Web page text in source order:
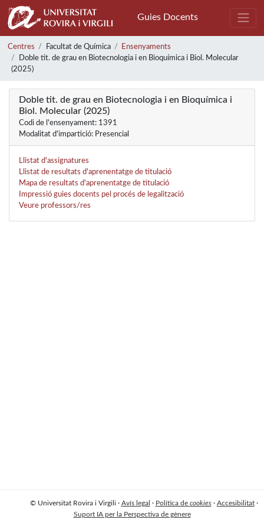
Guies Docents
Centres Facultat de Química
Ensenyaments
Doble tit. de grau en Biotecnologia i en Bioquímica i Biol. Molecular
(2025)
Doble tit. de grau en Biotecnologia i en Bioquímica i
Biol. Molecular (2025)
Codi de l'ensenyament: 1391
Modalitat d'impartició: Presencial
Llistat d'assignatures
Llistat de resultats d'aprenentatge de titulació
Mapa de resultats d'aprenentatge de titulació
Impressió guies docents pel procés de legalització
Veure professors/res
© Universitat Rovira i Virgili · Avís legal · Política de cookies· Accesibilitat·
Suport IA per la Perspectiva de gènere